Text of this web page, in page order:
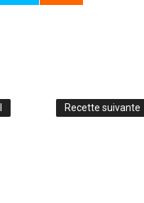
Recette suivante